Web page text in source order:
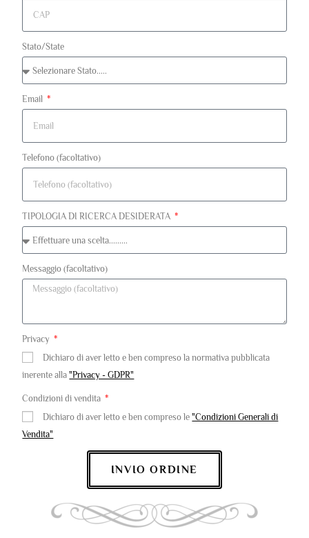
Stato/State
Email
Telefono (facoltativo)
TIPOLOGIA DI RICERCA DESIDERATA
Messaggio (facoltativo)
Privacy
Dichiaro di aver letto e ben compreso la normativa pubblicata
inerente alla"Privacy - GDPR"
Condizioni di vendita
Dichiaro di aver letto e ben compreso le"Condizioni Generali di
Vendita"
INVIO ORDINE